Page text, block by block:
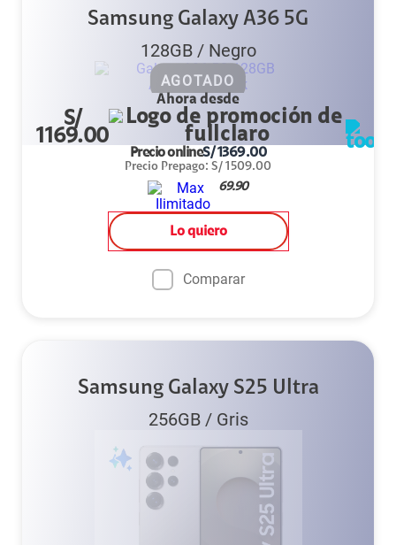
Samsung Galaxy A36 5G
128GB/ Negro
AGOTADO
Ahora desde
S/
1169.00
Precio onlineS/1369.00
Precio Prepago: S/ 1509.00
69.90
Lo quiero
Comparar
Samsung Galaxy S25 Ultra
256GB/ Gris